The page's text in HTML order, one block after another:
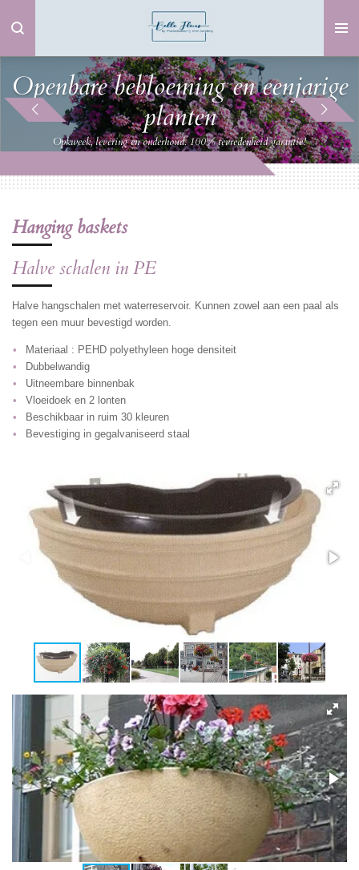
direct
hoofdinhoud
Openbare bebloeming en eenjarige
planten
Opkweek, levering en onderhoud. 100% tevredenheid garantie!
Hanging baskets
Halve schalen in PE
Halve hangschalen met waterreservoir. Kunnen zowel aan een paal als
tegen een muur bevestigd worden.
Materiaal : PEHD polyethyleen hoge densiteit
Dubbelwandig
Uitneembare binnenbak
Vloeidoek en 2 lonten
Beschikbaar in ruim 30 kleuren
Bevestiging in gegalvaniseerd staal